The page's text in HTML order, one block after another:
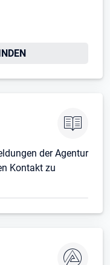
der Agentur
Kontakt zu